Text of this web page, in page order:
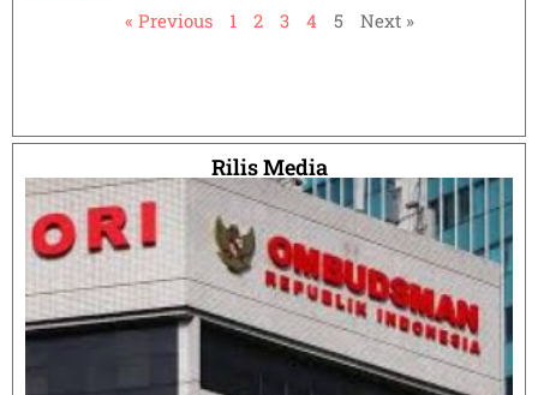
« Previous 1 2 3 4 5 Next »
Rilis Media